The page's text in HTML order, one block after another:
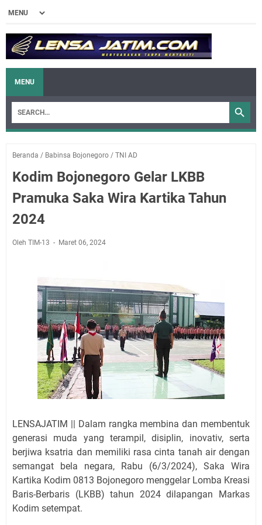
MENU
Beranda / Babinsa Bojonegoro / TNI AD
Kodim Bojonegoro Gelar LKBB
Pramuka Saka Wira Kartika Tahun
2024
Oleh TIM-13 Maret 06, 2024
LENSAJATIM || Dalam rangka membina dan membentuk
generasi muda yang terampil, disiplin, inovativ, serta
berjiwa ksatria dan memiliki rasa cinta tanah air dengan
semangat bela negara, Rabu (6/3/2024), Saka Wira
Kartika Kodim 0813 Bojonegoro menggelar Lomba Kreasi
Baris-Berbaris (LKBB) tahun 2024 dilapangan Markas
Kodim setempat.